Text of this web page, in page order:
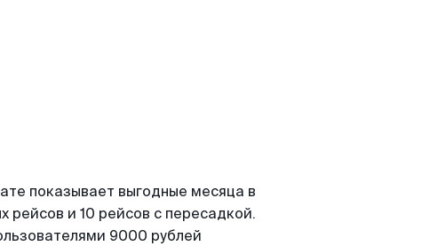
показывает выгодные месяца в
и 10 рейсов с пересадкой.
9000 рублей